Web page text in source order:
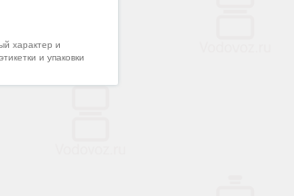
характер и
и упаковки